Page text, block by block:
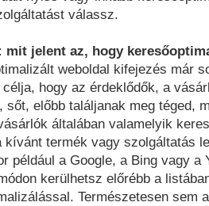
válassz.
mit jelent az, hogy
weboldal kifejezés már
célja, hogy az érdeklődők, a
sőt, előbb találjanak meg téged,
általában valamelyik
kívánt termék vagy szolgáltatás
például a Google, a Bing vagy a
kerülhetsz előrébb a
Természetesen sem